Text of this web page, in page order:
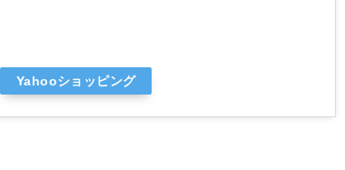
Yahooショッピング